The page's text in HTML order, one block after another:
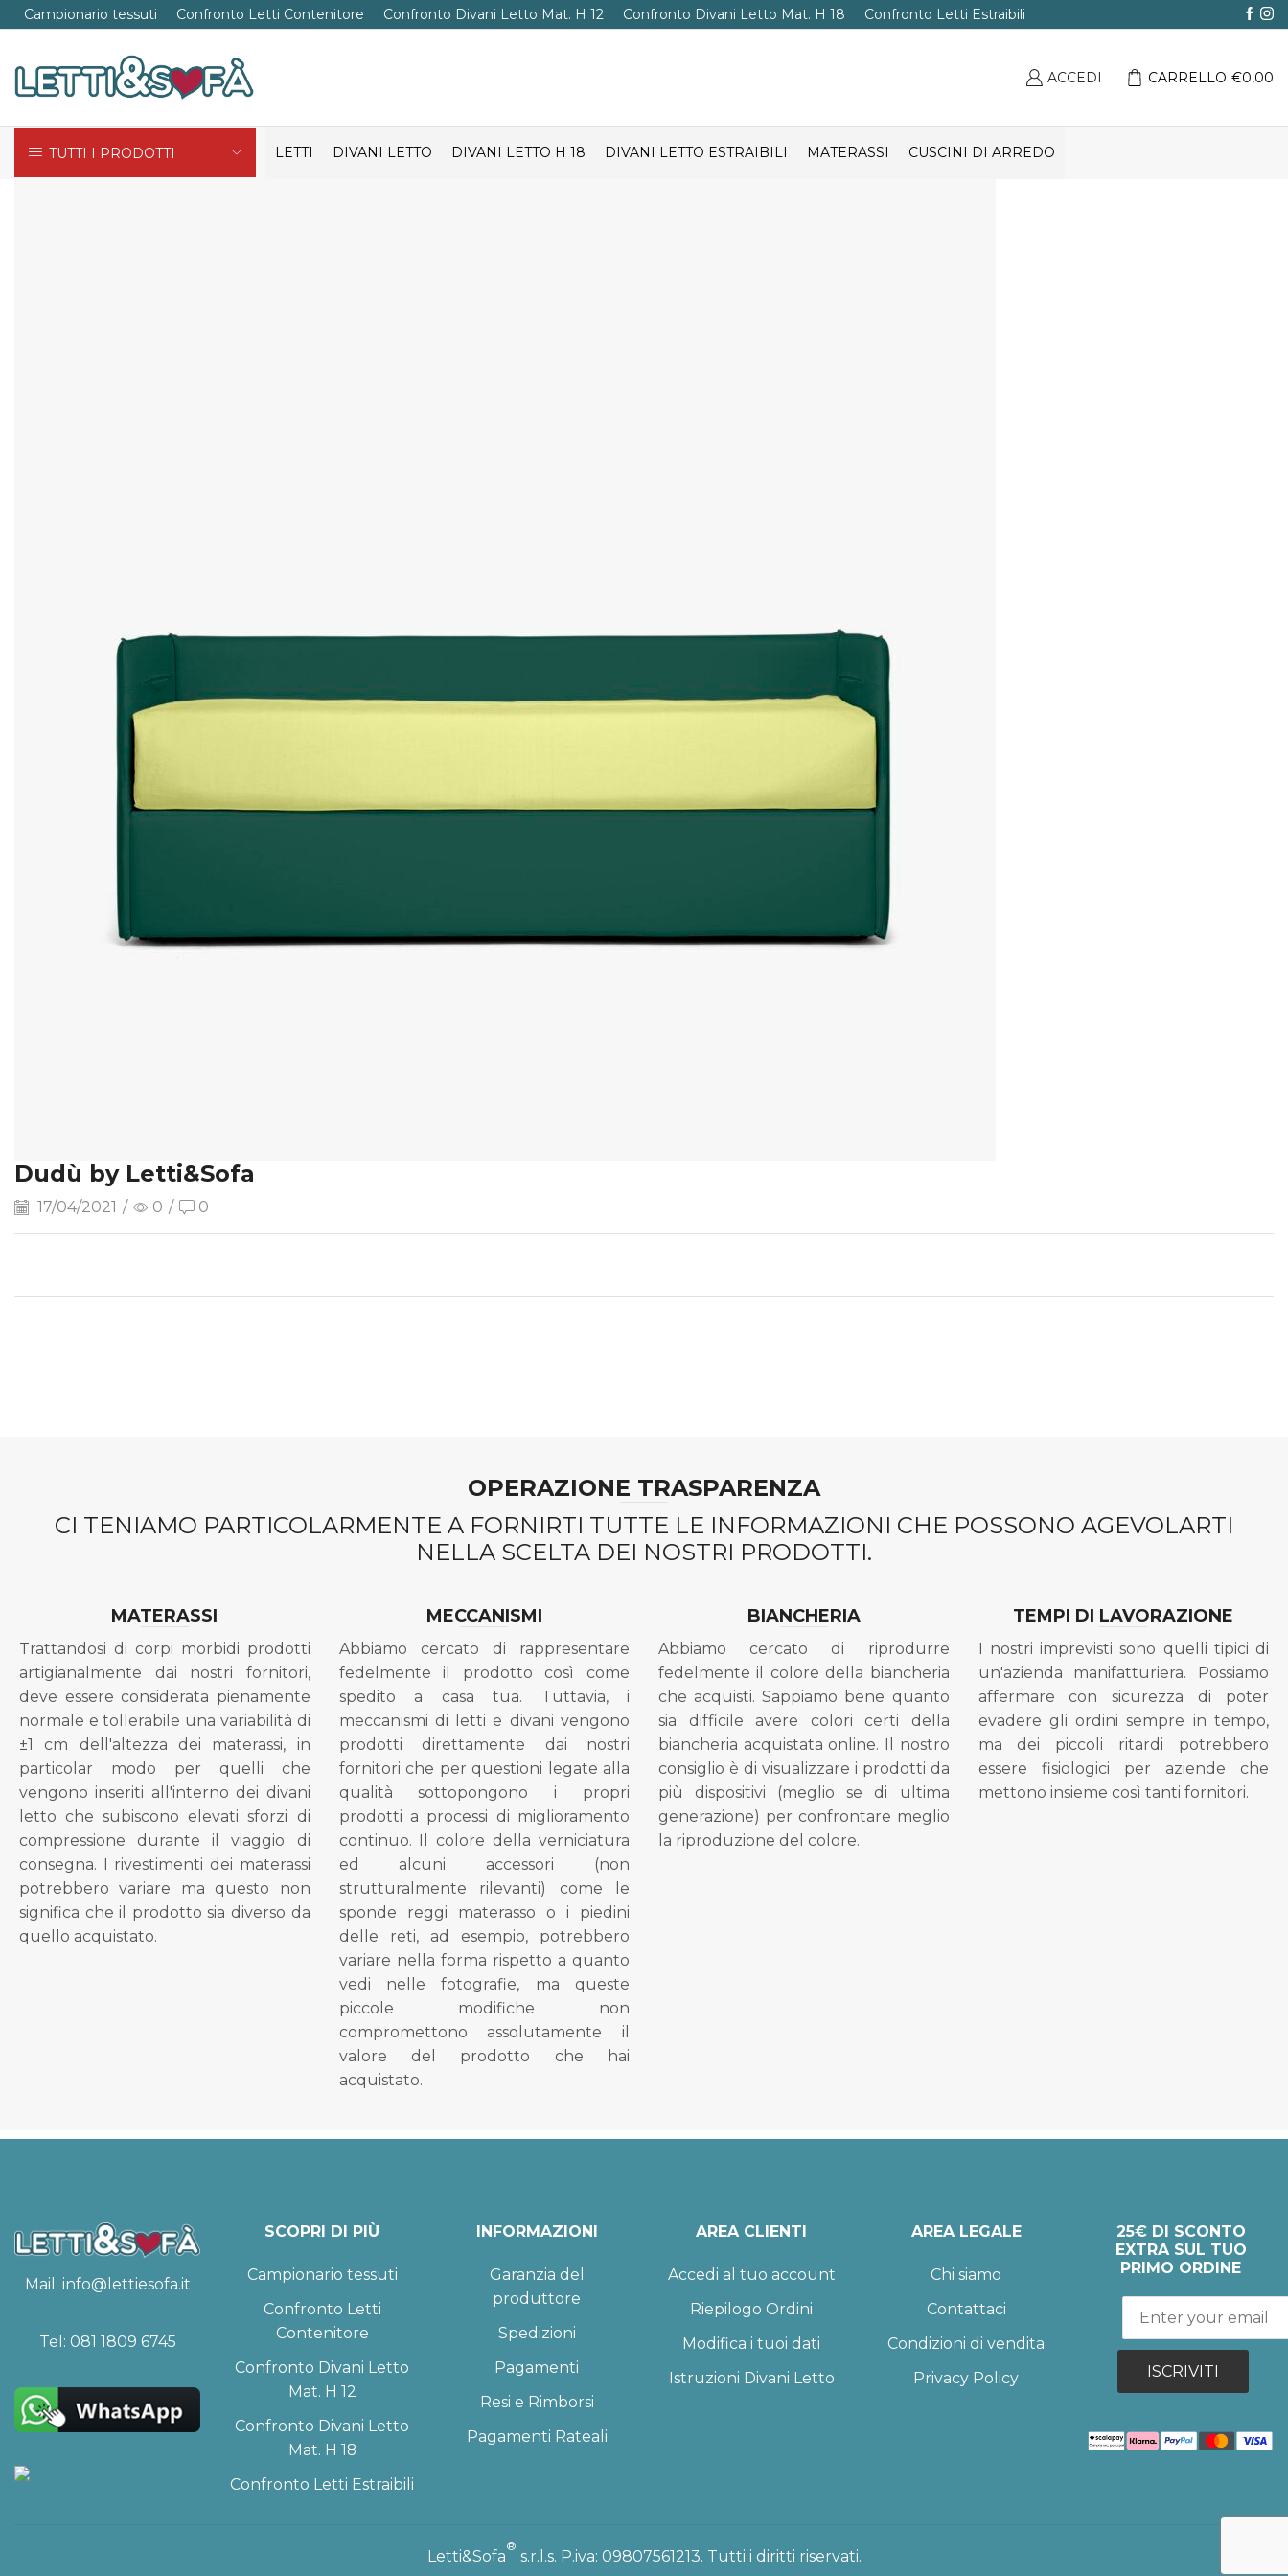
Campionario tessuti Confronto Letti Contenitore Confronto Divani Letto Mat. H 12 Confronto Divani Letto Mat. H 18 Confronto Letti Estraibili
ACCEDI CARRELLO €0,00
TUTTI I PRODOTTI LETTI DIVANI LETTO DIVANI LETTO H 18 DIVANI LETTO ESTRAIBILI MATERASSI CUSCINI DI ARREDO
Dudù by Letti&Sofa
17/04/2021 / 0 / 0
OPERAZIONE TRASPARENZA
CI TENIAMO PARTICOLARMENTE A FORNIRTI TUTTE LE INFORMAZIONI CHE POSSONO AGEVOLARTI
NELLA SCELTA DEI NOSTRI PRODOTTI.
MATERASSI
Trattandosi di corpi morbidi prodotti
artigianalmente dai nostri fornitori,
deve essere considerata pienamente
normale e tollerabile una variabilità di
±1 cm dell'altezza dei materassi, in
particolar modo per quelli che
vengono inseriti all'interno dei divani
letto che subiscono elevati sforzi di
compressione durante il viaggio di
consegna. I rivestimenti dei materassi
potrebbero variare ma questo non
significa che il prodotto sia diverso da
quello acquistato.
MECCANISMI
Abbiamo cercato di rappresentare
fedelmente il prodotto così come
spedito a casa tua. Tuttavia, i
meccanismi di letti e divani vengono
prodotti direttamente dai nostri
fornitori che per questioni legate alla
qualità sottopongono i propri
prodotti a processi di miglioramento
continuo. Il colore della verniciatura
ed alcuni accessori (non
strutturalmente rilevanti) come le
sponde reggi materasso o i piedini
delle reti, ad esempio, potrebbero
variare nella forma rispetto a quanto
vedi nelle fotografie, ma queste
piccole modifiche non
compromettono assolutamente il
valore del prodotto che hai
acquistato.
BIANCHERIA
Abbiamo cercato di riprodurre
fedelmente il colore della biancheria
che acquisti. Sappiamo bene quanto
sia difficile avere colori certi della
biancheria acquistata online. Il nostro
consiglio è di visualizzare i prodotti da
più dispositivi (meglio se di ultima
generazione) per confrontare meglio
la riproduzione del colore.
TEMPI DI LAVORAZIONE
I nostri imprevisti sono quelli tipici di
un'azienda manifatturiera. Possiamo
affermare con sicurezza di poter
evadere gli ordini sempre in tempo,
ma dei piccoli ritardi potrebbero
essere fisiologici per aziende che
mettono insieme così tanti fornitori.
Mail: info@lettiesofa.it
Tel: 081 1809 6745
SCOPRI DI PIÙ
Campionario tessuti
Confronto Letti
Contenitore
Confronto Divani Letto
Mat. H 12
Confronto Divani Letto
Mat. H 18
Confronto Letti Estraibili
INFORMAZIONI
Garanzia del
produttore
Spedizioni
Pagamenti
Resi e Rimborsi
Pagamenti Rateali
AREA CLIENTI
Accedi al tuo account
Riepilogo Ordini
Modifica i tuoi dati
Istruzioni Divani Letto
AREA LEGALE
Chi siamo
Contattaci
Condizioni di vendita
Privacy Policy
25€ DI SCONTO
EXTRA SUL TUO
PRIMO ORDINE
ISCRIVITI
Letti&Sofa
®
s.r.l.s. P.iva: 09807561213. Tutti i diritti riservati.